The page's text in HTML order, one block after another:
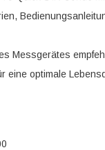
Messgerätes
eine optimale